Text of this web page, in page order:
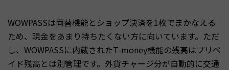
WOWPASSは両替機能とショップ決済を1枚でまかなえる
ため、現金をあまり持ちたくない方に向いています。ただ
し、WOWPASSに内蔵されたT-money機能の残高はプリペ
イド残高とは別管理です。外貨チャージ分が自動的に交通